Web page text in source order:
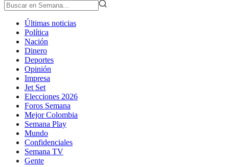
Últimas noticias
Política
Nación
Dinero
Deportes
Opinión
Impresa
Jet Set
Elecciones 2026
Foros Semana
Mejor Colombia
Semana Play
Mundo
Confidenciales
Semana TV
Gente